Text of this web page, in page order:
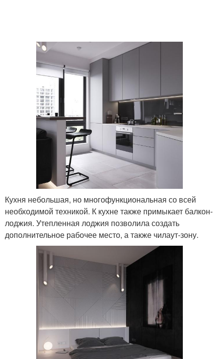
Кухня небольшая, но многофункциональная со всей
необходимой техникой. К кухне также примыкает балкон-
лоджия. Утепленная лоджия позволила создать
дополнительное рабочее место, а также чилаут-зону.